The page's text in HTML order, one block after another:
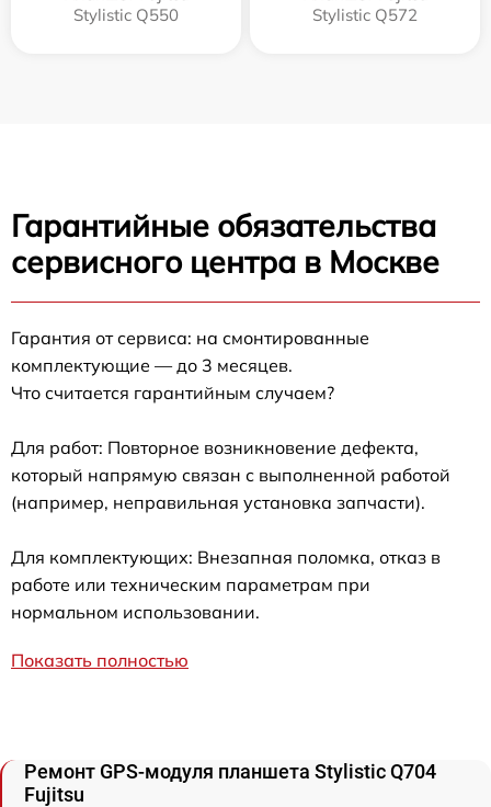
Stylistic Q550
Stylistic Q572
Гарантийные обязательства
сервисного центра в Москве
Гарантия от сервиса: на смонтированные
комплектующие — до 3 месяцев.
Что считается гарантийным случаем?
Для работ: Повторное возникновение дефекта,
который напрямую связан с выполненной работой
(например, неправильная установка запчасти).
Для комплектующих: Внезапная поломка, отказ в
работе или техническим параметрам при
нормальном использовании.
Показать полностью
Ремонт GPS-модуля планшета Stylistic Q704
Fujitsu